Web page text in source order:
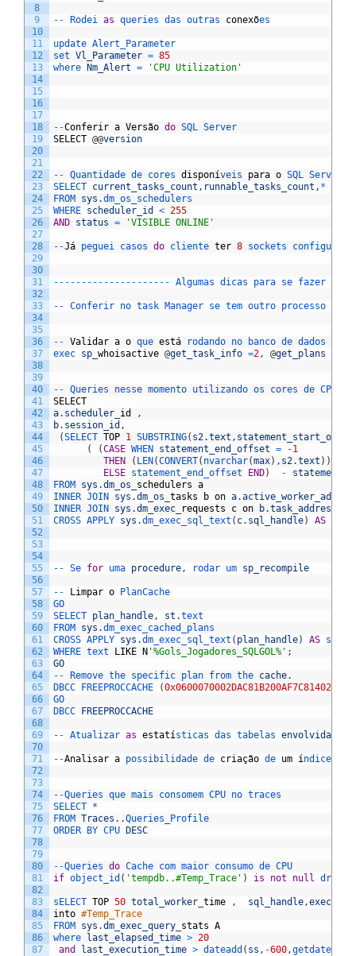
8
9
10
11
12
13
14
15
16
17
18
19
20
21
22
23
24
25
26
27
28
29
30
31
32
33
34
35
36
37
38
39
40
41
42
43
44
45
46
47
48
49
50
51
52
53
54
55
56
57
58
59
60
61
62
63
64
65
66
67
68
69
70
71
72
73
74
75
76
77
78
79
80
81
82
83
84
85
86
87
-- Rodei as queries das outras conexões
update Alert_Parameter
set Vl_Parameter = 85
where Nm_Alert = 'CPU Utilization'
--Conferir a Versão do SQL Server
SELECT @@version
-- Quantidade de cores disponíveis para o SQL Server
SELECT current_tasks_count , runnable_tasks_count , *
FROM sys .dm_os_schedulers
WHERE scheduler_id < 255
AND status = 'VISIBLE ONLINE'
--Já peguei casos do cliente ter 8 sockets
-- -- -- -- -- -- -- -- -- -- - Algumas dicas para se fazer
-- Conferir no task Manager se tem outro processo
-- Validar a o que está rodando no banco de dados
exec sp whoisactive @get_task_info =2 , @get_plans
-- Queries nesse momento utilizando os cores de CPU
SELECT
a. scheduler id
,
b. session_id ,
(SELECT TOP 1 SUBSTRING( s2.text ,
(
(CASE WHEN statement_end_offset = -1
THEN
( LEN(CONVERT( nvarchar(max) , s2.text ) )
ELSE statement_end_offset END) -
FROM sys .dm_os schedulers a
INNER JOIN sys .dm_os tasks b on a.
INNER JOIN sys .dm_exec requests c on b.task_address
CROSS APPLY sys .dm_exec_sql_text ( c. sql_handle) AS
-- Se for uma procedure , rodar um sp_recompile
-- Limpar o PlanCache
GO
SELECT plan_handle , st .text
FROM sys .dm_exec_cached_plans
CROSS APPLY sys .dm_exec_sql_text ( plan_handle) AS st
WHERE text LIKE N '%Gols_Jogadores_SQLGOL%' ;
GO
-- Remove the specific plan from the cache.
DBCC FREEPROCCACHE (
GO
DBCC FREEPROCCACHE
-- Atualizar as estatísticas das tabelas envolvidas
--Analisar a possibilidade de criação de um índice
--Queries que mais consomem CPU no traces
SELECT *
FROM Traces . .Queries_Profile
ORDER BY CPU DESC
--Queries do Cache com maior consumo de CPU
if object_id ( 'tempdb..#Temp_Trace' ) is not null drop
sELECT TOP 50 total_worker time , sql_handle ,
into #Temp_Trace
FROM sys .dm_exec_query stats A
where last_elapsed_time > 20
and
last_execution_time > dateadd ( ss , -600 ,getdate